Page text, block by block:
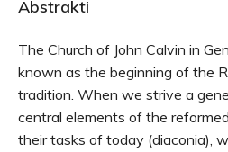
Abstrakti
The Church of John Calvin in
known as the beginning of the
tradition. When we strive a
central elements of the
their tasks of today (diaconia),